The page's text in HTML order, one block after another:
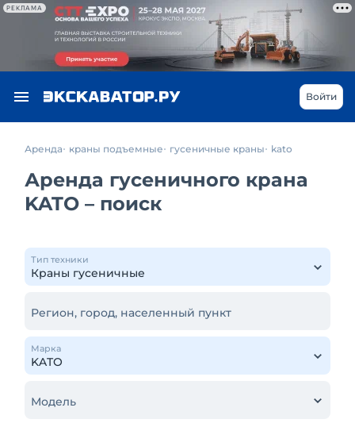
РЕКЛАМА
Войти
Аренда краны подъемные гусеничные краны kato
Аренда гусеничного крана
KATO – поиск
Тип техники
Регион, город, населенный пункт
Марка
Модель